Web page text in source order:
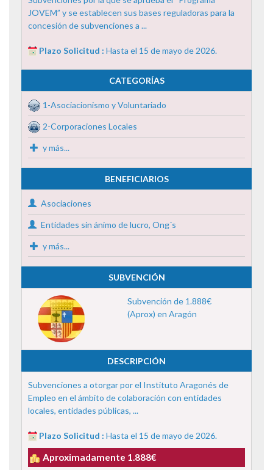
JOVEM” y se establecen sus bases reguladoras para la
concesión de subvenciones a ...
Plazo Solicitud : Hasta el 15 de mayo de 2026.
CATEGORÍAS
1-Asociacionismo y Voluntariado
2-Corporaciones Locales
y más...
BENEFICIARIOS
Asociaciones
Entidades sin ánimo de lucro, Ong´s
y más...
SUBVENCIÓN
Subvención de 1.888€
(Aprox) en Aragón
DESCRIPCIÓN
Subvenciones a otorgar por el Instituto Aragonés de
Empleo en el ámbito de colaboración con entidades
locales, entidades públicas, ...
Plazo Solicitud : Hasta el 15 de mayo de 2026.
Aproximadamente 1.888€